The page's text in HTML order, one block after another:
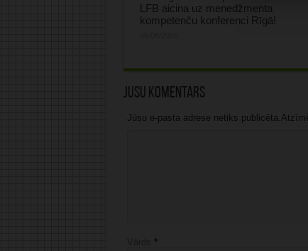
LFB aicina uz menedžmenta
kompetenču konferenci Rīgā!
Jūsu komentārs
Jūsu e-pasta adrese netiks
*